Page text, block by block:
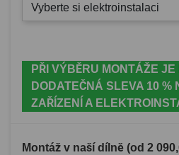
Vyberte si elektroinstalaci
PŘI VÝBĚRU MONTÁŽE JE
DODATEČNÁ SLEVA 10 %
ZAŘÍZENÍ A
Montáž v naší dílně (od 2